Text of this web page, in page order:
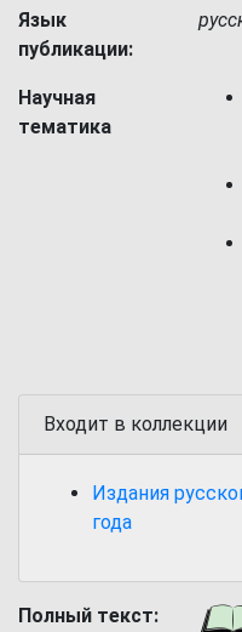
Язык
публикации:
Научная
тематика
Входит в коллекции
Издания
года
Полный текст: